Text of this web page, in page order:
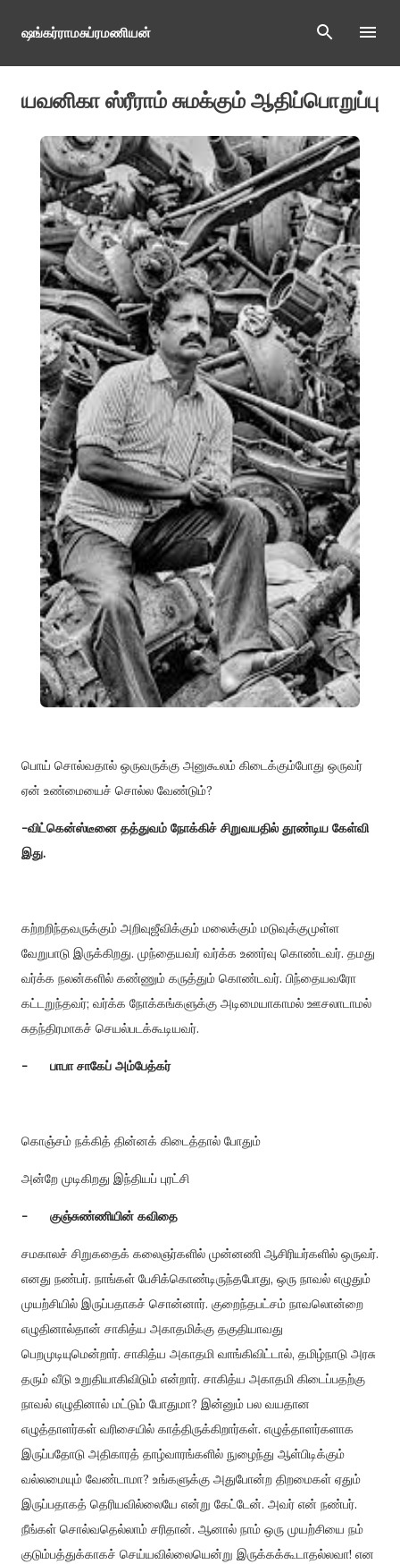
Skip to main content
ஷங்கர்ராமசுப்ரமணியன்
யவனிகா ஸ்ரீராம் சுமக்கும் ஆதிப்பொறுப்பு
பொய் சொல்வதால் ஒருவருக்கு அனுகூலம் கிடைக்கும்போது ஒருவர்
ஏன் உண்மையைச் சொல்ல வேண்டும்?
-விட்கென்ஸ்டீனை தத்துவம் நோக்கிச் சிறுவயதில் தூண்டிய கேள்வி
இது.
கற்றறிந்தவருக்கும் அறிவுஜீவிக்கும் மலைக்கும் மடுவுக்குமுள்ள
வேறுபாடு இருக்கிறது. முந்தையவர் வர்க்க உணர்வு கொண்டவர். தமது
வர்க்க நலன்களில் கண்ணும் கருத்தும் கொண்டவர். பிந்தையவரோ
கட்டறுந்தவர்; வர்க்க நோக்கங்களுக்கு அடிமையாகாமல் ஊசலாடாமல்
சுதந்திரமாகச் செயல்படக்கூடியவர்.
- பாபா சாகேப் அம்பேத்கர்
கொஞ்சம் நக்கித் தின்னக் கிடைத்தால் போதும்
அன்றே முடிகிறது இந்தியப் புரட்சி
- குஞ்சுண்ணியின் கவிதை
சமகாலச் சிறுகதைக் கலைஞர்களில் முன்னணி ஆசிரியர்களில் ஒருவர்.
எனது நண்பர். நாங்கள் பேசிக்கொண்டிருந்தபோது, ஒரு நாவல் எழுதும்
முயற்சியில் இருப்பதாகச் சொன்னார். குறைந்தபட்சம் நாவலொன்றை
எழுதினால்தான் சாகித்ய அகாதமிக்கு தகுதியாவது
பெறமுடியுமென்றார். சாகித்ய அகாதமி வாங்கிவிட்டால், தமிழ்நாடு அரசு
தரும் வீடு உறுதியாகிவிடும் என்றார். சாகித்ய அகாதமி கிடைப்பதற்கு
நாவல் எழுதினால் மட்டும் போதுமா? இன்னும் பல வயதான
எழுத்தாளர்கள் வரிசையில் காத்திருக்கிறார்கள். எழுத்தாளர்களாக
இருப்பதோடு அதிகாரத் தாழ்வாரங்களில் நுழைந்து ஆள்பிடிக்கும்
வல்லமையும் வேண்டாமா? உங்களுக்கு அதுபோன்ற திறமைகள் ஏதும்
இருப்பதாகத் தெரியவில்லையே என்று கேட்டேன். அவர் என் நண்பர்.
நீங்கள் சொல்வதெல்லாம் சரிதான். ஆனால் நாம் ஒரு முயற்சியை நம்
குடும்பத்துக்காகச் செய்யவில்லையென்று இருக்கக்கூடாதல்லவா! என